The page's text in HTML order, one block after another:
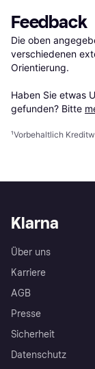
Feedback
Die oben
verschiedenen
Orientierung.
Haben Sie etwas
gefunden? Bitte
¹Vorbehaltlich
Klarna
Über uns
Karriere
AGB
Presse
Sicherheit
Datenschutz